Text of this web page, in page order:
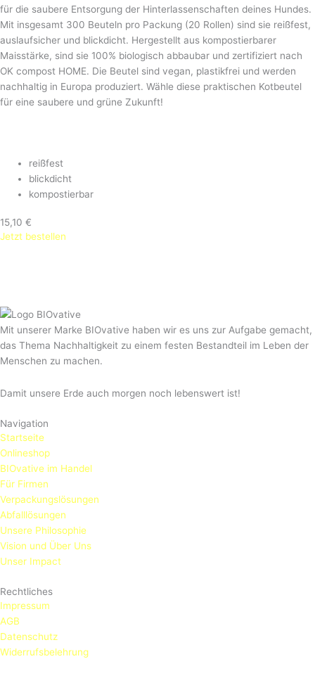
für die saubere Entsorgung der Hinterlassenschaften deines Hundes.
Mit insgesamt 300 Beuteln pro Packung (20 Rollen) sind sie reißfest,
auslaufsicher und blickdicht. Hergestellt aus kompostierbarer
Maisstärke, sind sie 100% biologisch abbaubar und zertifiziert nach
OK compost HOME. Die Beutel sind vegan, plastikfrei und werden
nachhaltig in Europa produziert. Wähle diese praktischen Kotbeutel
für eine saubere und grüne Zukunft!
reißfest
blickdicht
kompostierbar
15,10 €
Jetzt bestellen
Mit unserer Marke BIOvative haben wir es uns zur Aufgabe gemacht,
das Thema Nachhaltigkeit zu einem festen Bestandteil im Leben der
Menschen zu machen.
Damit unsere Erde auch morgen noch lebenswert ist!
Navigation
Startseite
Onlineshop
BIOvative im Handel
Für Firmen
Verpackungslösungen
Abfalllösungen
Unsere Philosophie
Vision und Über Uns
Unser Impact
Rechtliches
Impressum
AGB
Datenschutz
Widerrufsbelehrung